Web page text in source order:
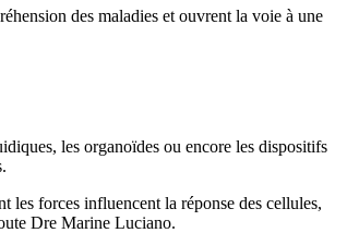
des maladies et ouvrent la voie à une
les organoïdes ou encore les dispositifs
les forces influencent la réponse des cellules,
Dre Marine Luciano.